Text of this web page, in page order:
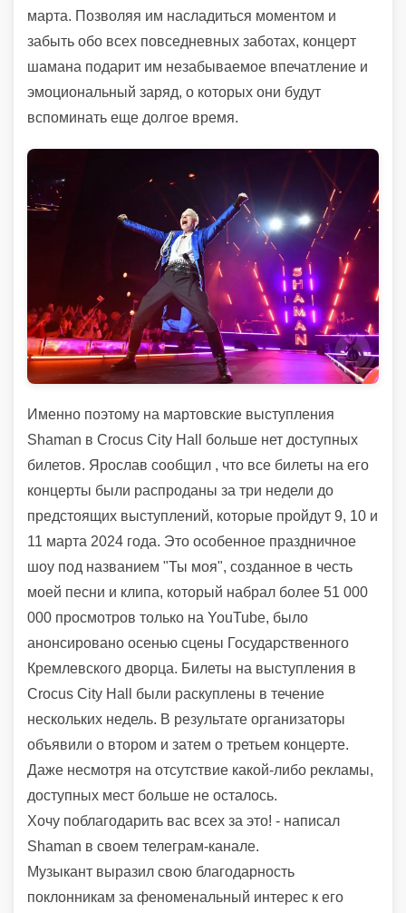
марта. Позволяя им насладиться моментом и
забыть обо всех повседневных заботах, концерт
шамана подарит им незабываемое впечатление и
эмоциональный заряд, о которых они будут
вспоминать еще долгое время.
Именно поэтому на мартовские выступления
Shaman в Crocus City Hall больше нет доступных
билетов. Ярослав сообщил , что все билеты на его
концерты были распроданы за три недели до
предстоящих выступлений, которые пройдут 9, 10 и
11 марта 2024 года. Это особенное праздничное
шоу под названием "Ты моя", созданное в честь
моей песни и клипа, который набрал более 51 000
000 просмотров только на YouTube, было
анонсировано осенью сцены Государственного
Кремлевского дворца. Билеты на выступления в
Crocus City Hall были раскуплены в течение
нескольких недель. В результате организаторы
объявили о втором и затем о третьем концерте.
Даже несмотря на отсутствие какой-либо рекламы,
доступных мест больше не осталось.
Хочу поблагодарить вас всех за это! - написал
Shaman в своем телеграм-канале.
Музыкант выразил свою благодарность
поклонникам за феноменальный интерес к его